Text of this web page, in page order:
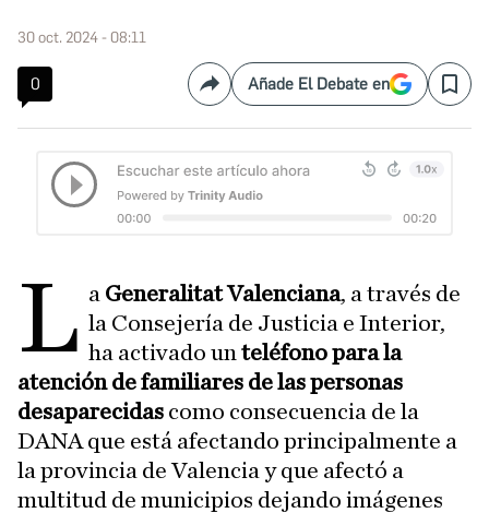
30 oct. 2024 - 08:11
0 CompartirAñade El Debate en Save
L a Generalitat Valenciana, a través de
la Consejería de Justicia e Interior,
ha activado unteléfono para la
atención de familiares de las personas
desaparecidas como consecuencia de la
DANA que está afectando principalmente a
la provincia de Valencia y que afectó a
multitud de municipios dejando imágenes